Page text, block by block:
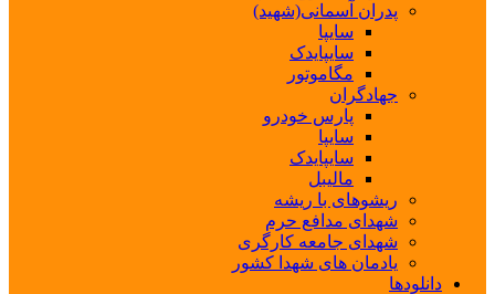
پدران آسمانی(شهید)
سایپا
سایپایدک
مگاموتور
جهادگران
پارس خودرو
سایپا
سایپایدک
مالیبل
ریشوهای با ریشه
شهدای مدافع حرم
شهدای جامعه کارگری
یادمان های شهدا کشور
دانلودها